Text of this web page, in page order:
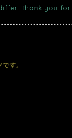
Thank you for
す。